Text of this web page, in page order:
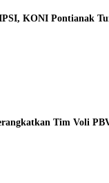
KONI Pontianak
Tim Voli